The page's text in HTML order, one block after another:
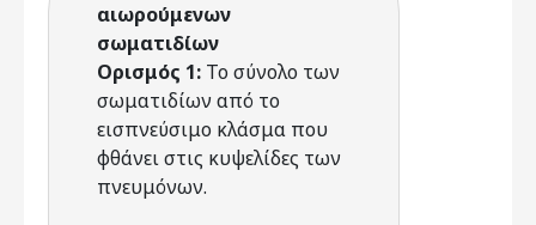
αιωρούμενων
σωματιδίων
Ορισμός 1: Το σύνολο των
σωματιδίων από το
εισπνεύσιμο κλάσμα που
φθάνει στις κυψελίδες των
πνευμόνων.